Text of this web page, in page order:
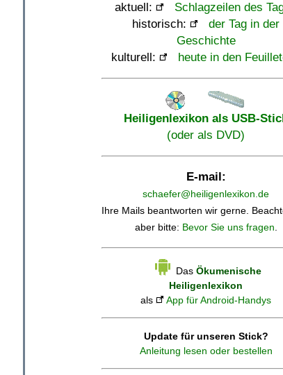
aktuell:
Schlagzeilen des
historisch:
der Tag in der
Geschichte
kulturell:
heute in den
Heiligenlexikon als USB-
(oder als DVD)
E-mail:
schaefer@heiligenlexikon.de
Ihre Mails beantworten wir gerne.
aber bitte: Bevor Sie uns fragen.
Das Ökumenische
Heiligenlexikon
als
App für Android-Handys
Update für unseren Stick?
Anleitung lesen oder bestellen